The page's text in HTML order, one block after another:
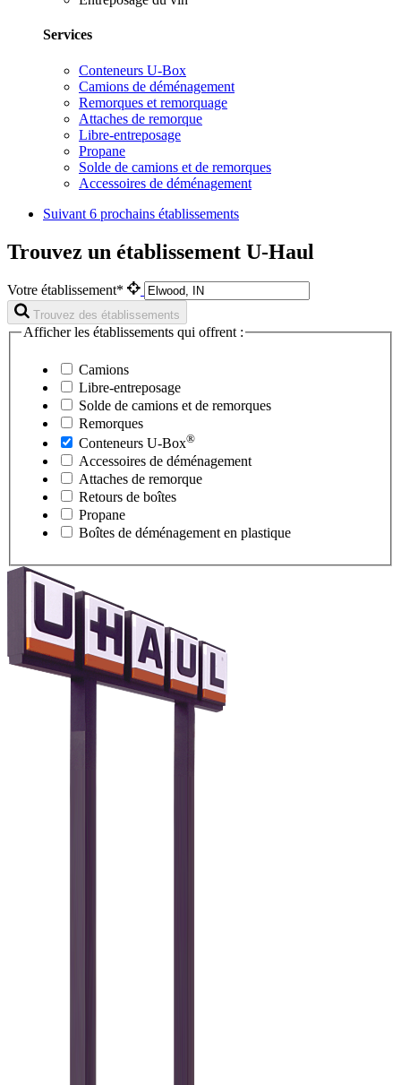
Services
Conteneurs U-Box
Camions de déménagement
Remorques et remorquage
Attaches de remorque
Libre-entreposage
Propane
Solde de camions et de remorques
Accessoires de déménagement
Suivant 6 prochains établissements
Trouvez un établissement U-Haul
Votre établissement*
Trouvez des établissements
Afficher les établissements qui offrent :
Camions
Libre-entreposage
Solde de camions et de remorques
Remorques
Conteneurs U-Box®
Accessoires de déménagement
Attaches de remorque
Retours de boîtes
Propane
Boîtes de déménagement en plastique